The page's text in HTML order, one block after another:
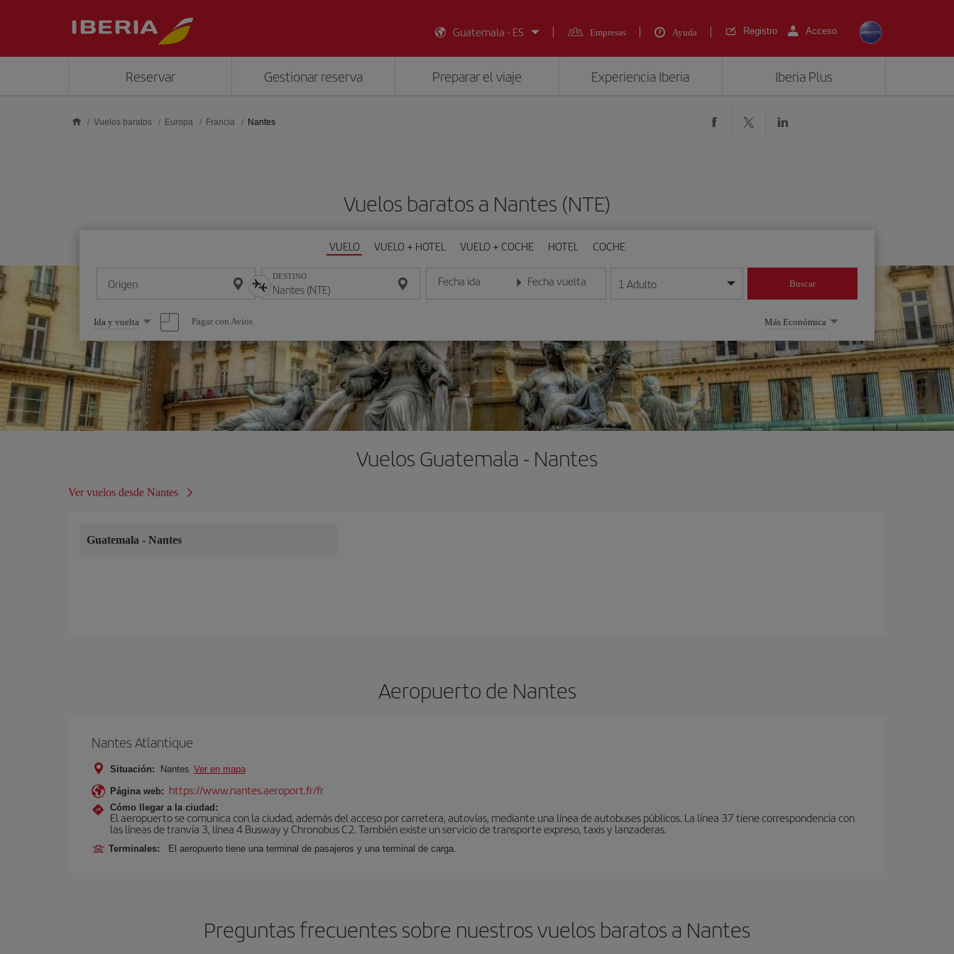
Guatemala - ES
Empresas Ayuda Registro Acceso
Reservar Gestionar reserva Preparar el viaje Experiencia Iberia Iberia Plus
Vuelos baratos Europa Francia Nantes
Vuelos baratos a Nantes (NTE)
VUELO VUELO + HOTEL VUELO + COCHE HOTEL COCHE
Origen DESTINO Fecha ida
Introduce la fecha en formato día/mes/año
Fecha vuelta
Introduce la fecha en formato día/mes/año
1 Adulto Buscar
Seleccione
una
opción
Ida y vuelta Pagar con Avios Más Económica
Vuelos Guatemala - Nantes
Ver vuelos desde Nantes
Guatemala - Nantes
Aeropuerto de Nantes
Nantes Atlantique
Situación: Nantes Ver en mapa
Página web: https://www.nantes.aeroport.fr/fr
Cómo llegar a la ciudad:
El aeropuerto se comunica con la ciudad, además del acceso por carretera, autovías, mediante una línea de autobuses públicos. La línea 37 tiene correspondencia con
las líneas de tranvía 3, línea 4 Busway y Chronobus C2. También existe un servicio de transporte expreso, taxis y lanzaderas.
Terminales: El aeropuerto tiene una terminal de pasajeros y una terminal de carga.
Preguntas frecuentes sobre nuestros vuelos baratos a Nantes